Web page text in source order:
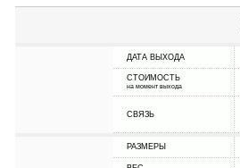
ДАТА ВЫХОДА
СТОИМОСТЬ
на момент выхода
СВЯЗЬ
РАЗМЕРЫ